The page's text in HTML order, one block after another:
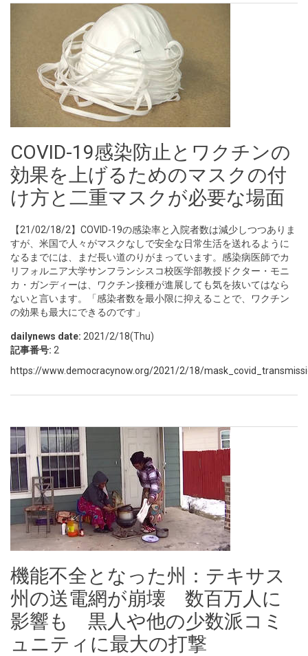
COVID-19感染防止とワクチンの
効果を上げるためのマスクの付
け方と二重マスクが必要な場面
【21/02/18/2】COVID-19の感染率と入院者数は減少しつつありま
すが、米国で人々がマスクなしで安全な日常生活を送れるように
なるまでには、まだ長い道のりがまっています。感染病医師でカ
リフォルニア大学サンフランシスコ校医学部教授ドクター・モニ
カ・ガンディーは、ワクチン接種が進展しても気を抜いてはなら
ないと言います。「感染者数を最小限に抑えることで、ワクチン
の効果も最大にできるのです」
dailynews date: 2021/2/18(Thu)
記事番号: 2
https://www.democracynow.org/2021/2/18/
機能不全となった州：テキサス
州の送電網が崩壊 数百万人に
影響も 黒人や他の少数派コミ
ュニティに最大の打撃